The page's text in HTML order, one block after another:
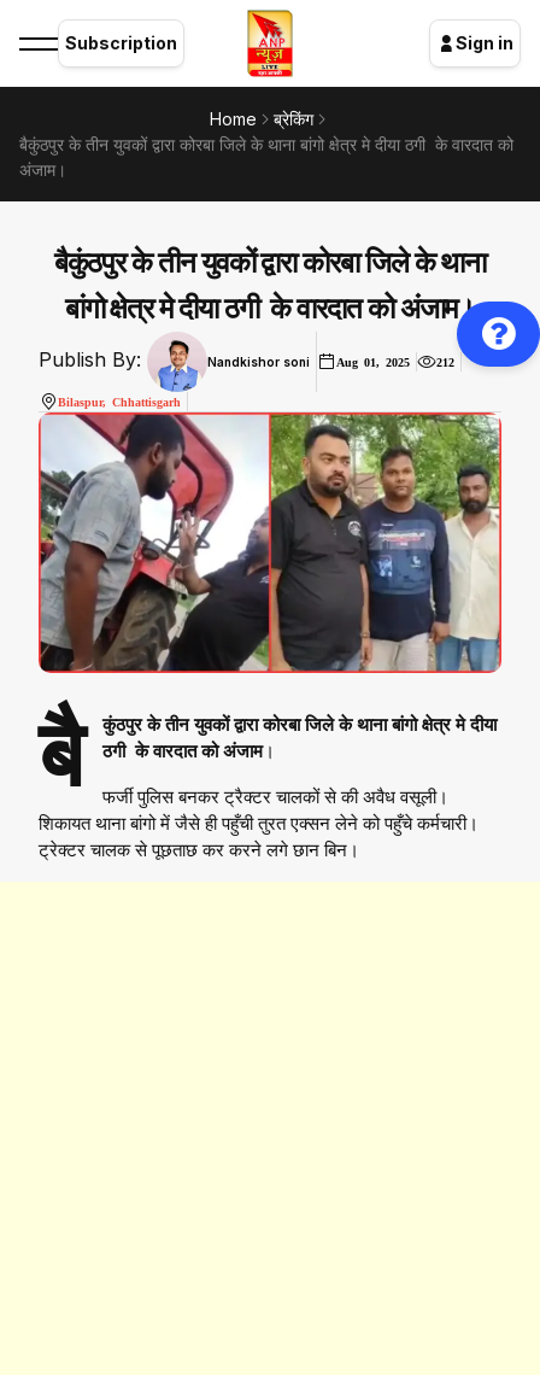
Subscription Sign in
Home
ब्रेकिंग
बैकुंठपुर के तीन युवकों द्वारा कोरबा जिले के थाना बांगो क्षेत्र मे दीया ठगी के वारदात को
अंजाम।
बैकुंठपुर के तीन युवकों द्वारा कोरबा जिले के थाना
बांगो क्षेत्र मे दीया ठगी के वारदात को अंजाम।
Publish By: Nandkishor soni Aug 01, 2025 212
Bilaspur, Chhattisgarh
बै
कुंठपुर के तीन युवकों द्वारा कोरबा जिले के थाना बांगो क्षेत्र मे दीया
ठगी के वारदात को अंजाम।
फर्जी पुलिस बनकर ट्रैक्टर चालकों से की अवैध वसूली।
शिकायत थाना बांगो में जैसे ही पहुँची तुरत एक्सन लेने को पहुँचे कर्मचारी।
ट्रेक्टर चालक से पूछताछ कर करने लगे छान बिन।